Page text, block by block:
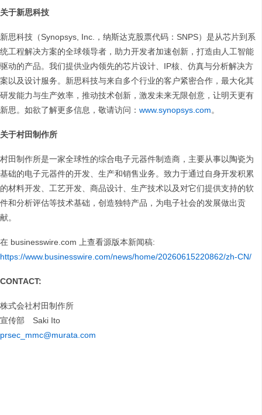
关于新思科技
新思科技（Synopsys, Inc.，纳斯达克股票代码：SNPS）是从芯片到系
统工程解决方案的全球领导者，助力开发者加速创新，打造由人工智能
驱动的产品。我们提供业内领先的芯片设计、IP核、仿真与分析解决方
案以及设计服务。新思科技与来自多个行业的客户紧密合作，最大化其
研发能力与生产效率，推动技术创新，激发未来无限创意，让明天更有
新思。如欲了解更多信息，敬请访问： www.synopsys.com。
关于村田制作所
村田制作所是一家全球性的综合电子元器件制造商，主要从事以陶瓷为
基础的电子元器件的开发、生产和销售业务。致力于通过自身开发积累
的材料开发、工艺开发、商品设计、生产技术以及对它们提供支持的软
件和分析评估等技术基础，创造独特产品，为电子社会的发展做出贡
献。
在 businesswire.com 上查看源版本新闻稿:
https://www.businesswire.com/news/home/20260615220862/zh-CN/
CONTACT:
株式会社村田制作所
宣传部 Saki Ito
prsec_mmc@murata.com